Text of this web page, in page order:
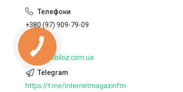
+380 (97) 909-79-09
http://mobiloz.com.ua
https://t.me/internetmagazinfm